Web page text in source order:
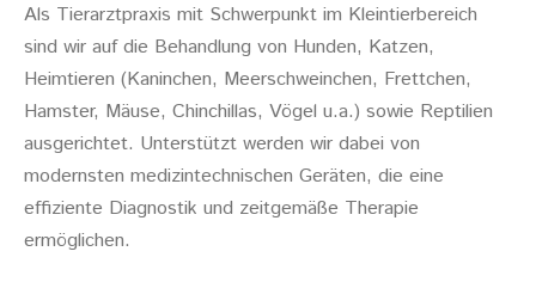
Als Tierarztpraxis mit Schwerpunkt im Kleintierbereich
sind wir auf die Behandlung von Hunden, Katzen,
Heimtieren (Kaninchen, Meerschweinchen, Frettchen,
Hamster, Mäuse, Chinchillas, Vögel u.a.) sowie Reptilien
ausgerichtet. Unterstützt werden wir dabei von
modernsten medizintechnischen Geräten, die eine
effiziente Diagnostik und zeitgemäße Therapie
ermöglichen.